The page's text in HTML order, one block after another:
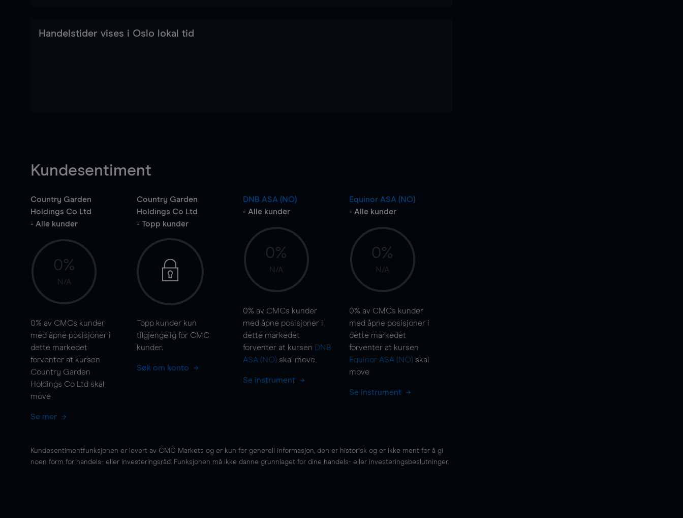
Handelstider vises i Oslo lokal tid
Kundesentiment
Country Garden
Holdings Co Ltd
- Alle kunder
0%
N/A
0% av CMCs kunder
med åpne posisjoner i
dette markedet
forventer at kursen
Country Garden
Holdings Co Ltd skal
move
Se mer
Country Garden
Holdings Co Ltd
- Topp kunder
Topp kunder kun
tilgjengelig for CMC
kunder.
Søk om konto
DNB ASA (NO)
- Alle kunder
0%
N/A
0% av CMCs kunder
med åpne posisjoner i
dette markedet
forventer at kursen DNB
ASA (NO) skal move
Se instrument
Equinor ASA (NO)
- Alle kunder
0%
N/A
0% av CMCs kunder
med åpne posisjoner i
dette markedet
forventer at kursen
Equinor ASA (NO) skal
move
Se instrument
Kundesentimentfunksjonen er levert av CMC Markets og er kun for generell informasjon, den er historisk og er ikke ment for å gi
noen form for handels- eller investeringsråd. Funksjonen må ikke danne grunnlaget for dine handels- eller investeringsbeslutninger.